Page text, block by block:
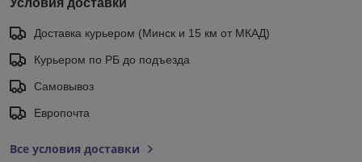
Доставка курьером (Минск и 15 км от МКАД)
Курьером по РБ до подъезда
Самовывоз
Европочта
Все условия доставки